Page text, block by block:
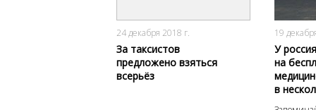
24 декабря 2018 г.
За таксистов
предложено взяться
всерьёз
19
У
на
в